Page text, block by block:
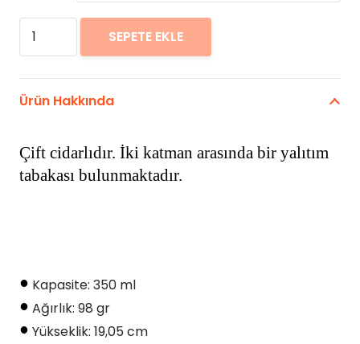
Polar
Bottle
Graphic
Litre
adet
SEPETE EKLE
Ürün Hakkında
Çift cidarlıdır. İki katman arasında bir yalıtım
tabakası bulunmaktadır.
• Kapasite: 350 ml
• Ağırlık: 98 gr
• Yükseklik: 19,05 cm